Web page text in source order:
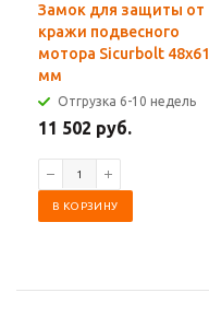
Замок для защиты от
кражи подвесного
мотора Sicurbolt 48x61
мм
Отгрузка 6-10 недель
11 502 руб.
В КОРЗИНУ